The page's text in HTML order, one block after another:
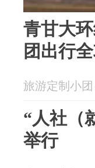
青甘大
团出行
旅游定制小
“人社（
举行